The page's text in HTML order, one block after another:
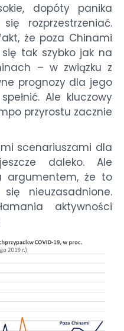
dopóty panika
rozprzestrzeniać.
że poza Chinami
tak szybko jak na
– w związku z
prognozy dla jego
Ale kluczowy
przyrostu zacznie
scenariuszami dla
daleko. Ale
argumentem, że to
nieuzasadnione.
aktywności